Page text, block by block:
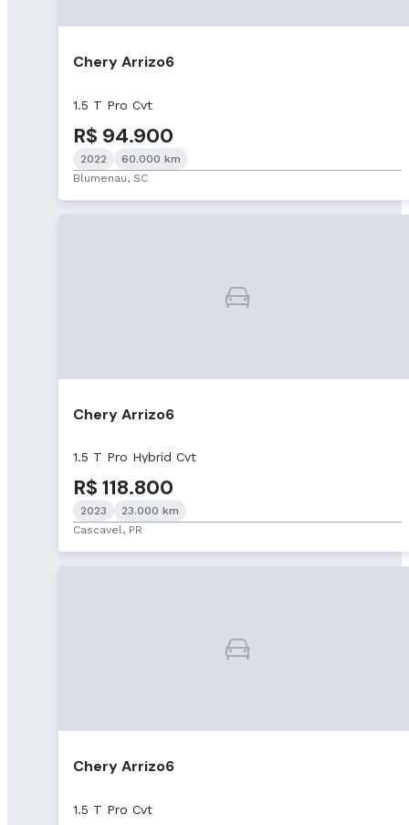
Chery Arrizo6
1.5 T Pro Cvt
R$ 94.900
2022
60.000 km
Blumenau, SC
Chery Arrizo6
1.5 T Pro Hybrid Cvt
R$ 118.800
2023
23.000 km
Cascavel, PR
Chery Arrizo6
1.5 T Pro Cvt